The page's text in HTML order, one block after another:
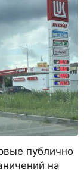
публично
на